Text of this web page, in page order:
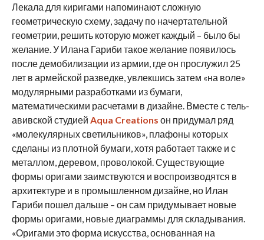
Лекала для киригами напоминают сложную
геометрическую схему, задачу по начертательной
геометрии, решить которую может каждый – было бы
желание. У Илана Гариби такое желание появилось
после демобилизации из армии, где он прослужил 25
лет в армейской разведке, увлекшись затем «на воле»
модулярными разработками из бумаги,
математическими расчетами в дизайне. Вместе с тель-
авивской студией Aqua Creations он придумал ряд
«молекулярных светильников», плафоны которых
сделаны из плотной бумаги, хотя работает также и с
металлом, деревом, проволокой. Существующие
формы оригами заимствуются и воспроизводятся в
архитектуре и в промышленном дизайне, но Илан
Гариби пошел дальше – он сам придумывает новые
формы оригами, новые диаграммы для складывания.
«Оригами это форма искусства, основанная на